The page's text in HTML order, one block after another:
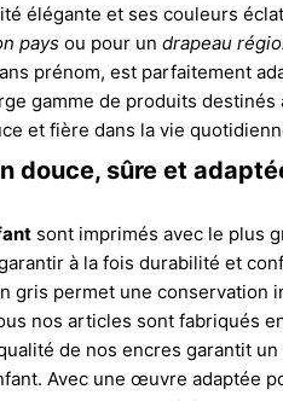
élégante et ses couleurs
pays ou pour un drapeau
prénom, est parfaitement
gamme de produits destinés
et fière dans la vie
douce, sûre et
sont imprimés avec le plus
à la fois durabilité et
gris permet une conservation
nos articles sont fabriqués
de nos encres garantit
Avec une œuvre adaptée